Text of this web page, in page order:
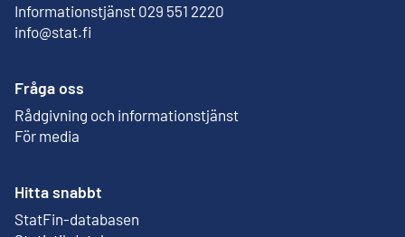
Informationstjänst 029 551 2220
info@stat.fi
Fråga oss
Rådgivning och informationstjänst
För media
Hitta snabbt
StatFin-databasen
Extern länk